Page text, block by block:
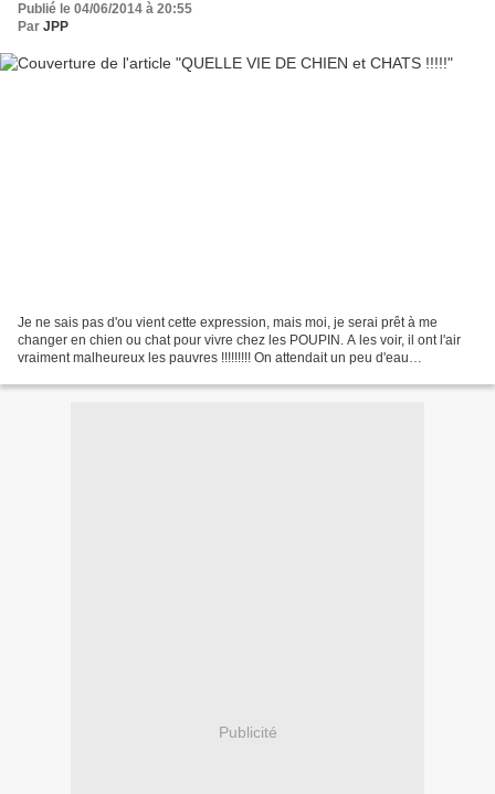
Publié le 04/06/2014 à 20:55
Par JPP
Je ne sais pas d'ou vient cette expression, mais moi, je serai prêt à me
changer en chien ou chat pour vivre chez les POUPIN. A les voir, il ont l'air
vraiment malheureux les pauvres !!!!!!!!! On attendait un peu d'eau
Publicité